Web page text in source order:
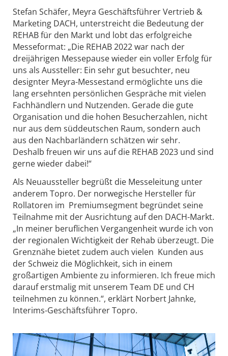
Stefan Schäfer, Meyra Geschäftsführer Vertrieb &
Marketing DACH, unterstreicht die Bedeutung der
REHAB für den Markt und lobt das erfolgreiche
Messeformat: „Die REHAB 2022 war nach der
dreijährigen Messepause wieder ein voller Erfolg für
uns als Aussteller: Ein sehr gut besuchter, neu
designter Meyra-Messestand ermöglichte uns die
lang ersehnten persönlichen Gespräche mit vielen
Fachhändlern und Nutzenden. Gerade die gute
Organisation und die hohen Besucherzahlen, nicht
nur aus dem süddeutschen Raum, sondern auch
aus den Nachbarländern schätzen wir sehr.
Deshalb freuen wir uns auf die REHAB 2023 und sind
gerne wieder dabei!“
Als Neuaussteller begrüßt die Messeleitung unter
anderem Topro. Der norwegische Hersteller für
Rollatoren im Premiumsegment begründet seine
Teilnahme mit der Ausrichtung auf den DACH-Markt.
„In meiner beruflichen Vergangenheit wurde ich von
der regionalen Wichtigkeit der Rehab überzeugt. Die
Grenznähe bietet zudem auch vielen Kunden aus
der Schweiz die Möglichkeit, sich in einem
großartigen Ambiente zu informieren. Ich freue mich
darauf erstmalig mit unserem Team DE und CH
teilnehmen zu können.“, erklärt Norbert Jahnke,
Interims-Geschäftsführer Topro.